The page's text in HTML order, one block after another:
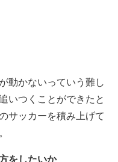
動かないっていう難し
いつくことができたと
サッカーを積み上げて
をしたいか